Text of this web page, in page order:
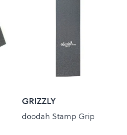
GRIZZLY
doodah Stamp Grip